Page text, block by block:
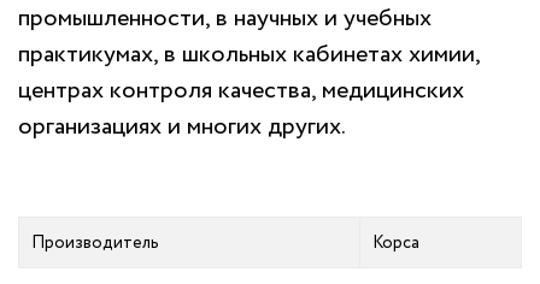
промышленности, в научных и учебных
практикумах, в школьных кабинетах химии,
центрах контроля качества, медицинских
организациях и многих других.
Производитель Корса